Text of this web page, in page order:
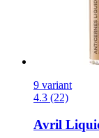
9 variant
4.3 (22)
Avril